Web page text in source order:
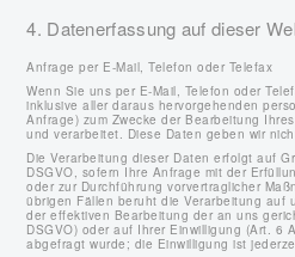
4. Datenerfassung auf dieser
Anfrage per E-Mail, Telefon oder Telefax
Wenn Sie uns per E-Mail, Telefon oder
inklusive aller daraus hervorgehenden
Anfrage) zum Zwecke der Bearbeitung
und verarbeitet. Diese Daten geben wir
Die Verarbeitung dieser Daten erfolgt auf
DSGVO, sofern Ihre Anfrage mit der
oder zur Durchführung vorvertraglicher
übrigen Fällen beruht die Verarbeitung auf
der effektiven Bearbeitung der an uns
DSGVO) oder auf Ihrer Einwilligung (Art. 6
abgefragt wurde; die Einwilligung ist